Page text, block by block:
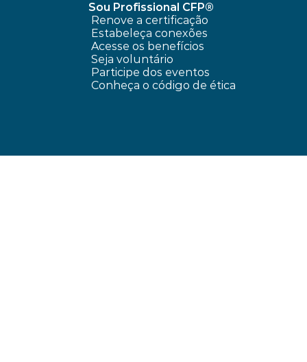
Sou Profissional CFP®
Renove a certificação
Estabeleça conexões
Acesse os benefícios
Seja voluntário
Participe dos eventos
Conheça o código de ética